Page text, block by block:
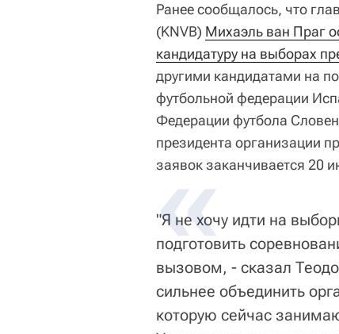
Ранее сообщалось, что
(KNVB) Михаэль ван Праг
кандидатуру на выборах
другими кандидатами на
футбольной федерации
Федерации футбола
президента организации
заявок заканчивается 20
"Я не хочу идти на
подготовить
вызовом, - сказал
сильнее объединить
которую сейчас